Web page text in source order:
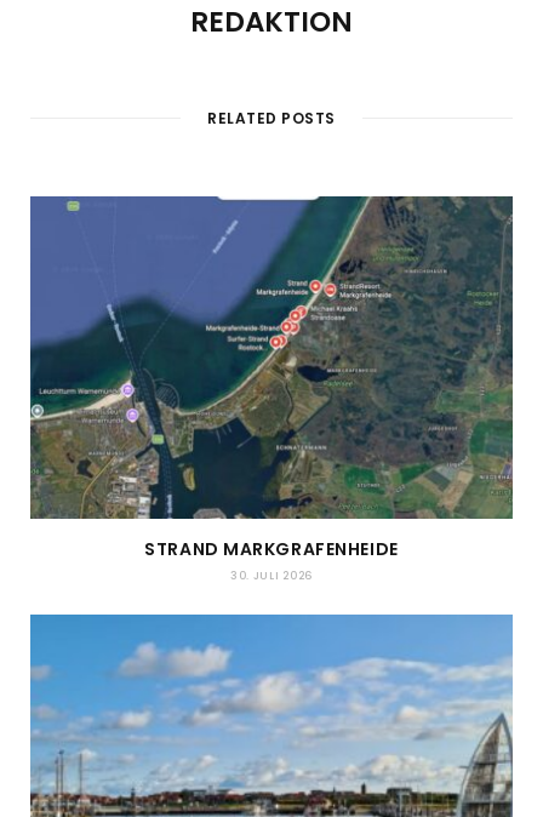
REDAKTION
RELATED POSTS
STRAND MARKGRAFENHEIDE
30. JULI 2026